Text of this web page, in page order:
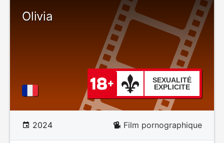
Olivia
SEXUALITÉ
EXPLICITE
2024 Film pornographique